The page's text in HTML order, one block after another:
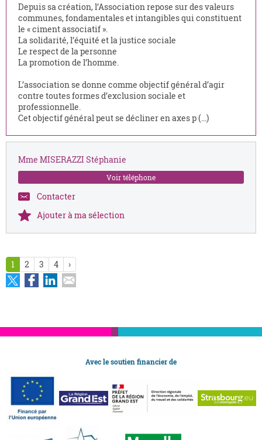
Depuis sa création, l’Association repose sur des valeurs
communes, fondamentales et intangibles qui constituent
le « ciment associatif ».
La solidarité, l’équité et la justice sociale
Le respect de la personne
La promotion de l’homme.
L’association se donne comme objectif général d’agir
contre toutes formes d’exclusion sociale et
professionnelle.
Cet objectif général peut se décliner en axes p (...)
Mme MISERAZZI Stéphanie
Voir téléphone
Contacter
Ajouter à ma sélection
1 2 3 4 ›
Avec le soutien financier de